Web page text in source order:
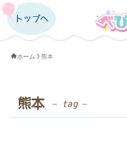
トップへ
トップへ
ホーム 熊本
熊本 – tag –